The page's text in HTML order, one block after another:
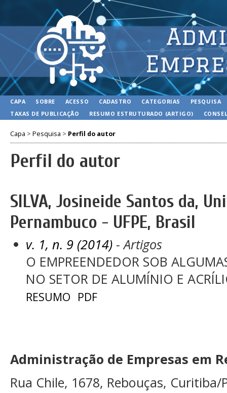
CAPA SOBRE ACESSO CADASTRO CATEGORIAS
PESQUISA
TAXAS DE PUBLICAÇÃO
RESUMO ESTRUTURADO (ARTIGO)
Capa > Pesquisa > Perfil do autor
Perfil do autor
SILVA, Josineide Santos da,
Pernambuco - UFPE, Brasil
v. 1, n. 9 (2014) - Artigos
O EMPREENDEDOR SOB
NO SETOR DE ALUMÍNIO E
RESUMO PDF
Administração de Empresas em
Rua Chile, 1678, Rebouças, Curitiba/